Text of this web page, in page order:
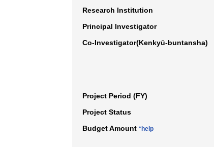
Research Institution
Principal Investigator
Co-Investigator(Kenkyū-buntansha)
Project Period (FY)
Project Status
Budget Amount *help